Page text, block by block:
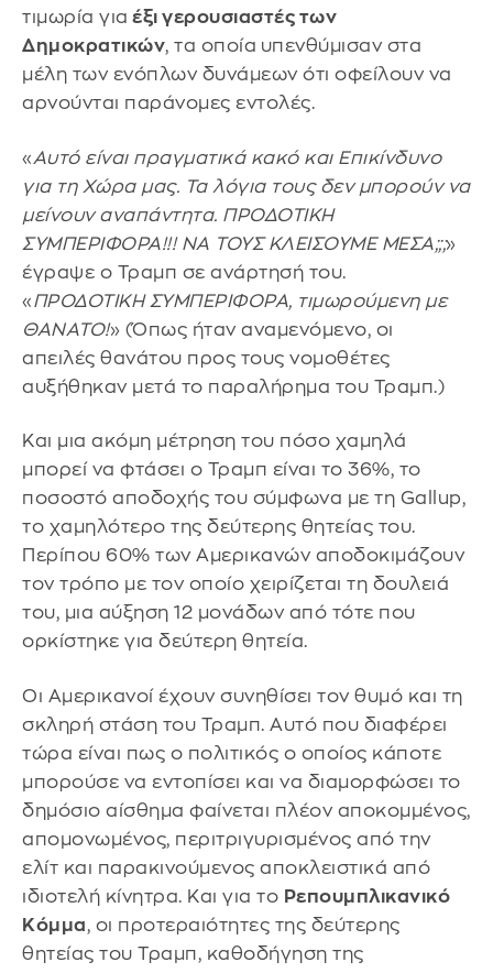
τιμωρία για έξι γερουσιαστές των
Δημοκρατικών, τα οποία υπενθύμισαν στα
μέλη των ενόπλων δυνάμεων ότι οφείλουν να
αρνούνται παράνομες εντολές.
«Αυτό είναι πραγματικά κακό και Επικίνδυνο
για τη Χώρα μας. Τα λόγια τους δεν μπορούν να
μείνουν αναπάντητα. ΠΡΟΔΟΤΙΚΗ
ΣΥΜΠΕΡΙΦΟΡΑ!!! ΝΑ ΤΟΥΣ ΚΛΕΙΣΟΥΜΕ ΜΕΣΑ;;;»
έγραψε ο Τραμπ σε ανάρτησή του.
«ΠΡΟΔΟΤΙΚΗ ΣΥΜΠΕΡΙΦΟΡΑ, τιμωρούμενη με
ΘΑΝΑΤΟ!» (Όπως ήταν αναμενόμενο, οι
απειλές θανάτου προς τους νομοθέτες
αυξήθηκαν μετά το παραλήρημα του Τραμπ.)
Και μια ακόμη μέτρηση του πόσο χαμηλά
μπορεί να φτάσει ο Τραμπ είναι το 36%, το
ποσοστό αποδοχής του σύμφωνα με τη Gallup,
το χαμηλότερο της δεύτερης θητείας του.
Περίπου 60% των Αμερικανών αποδοκιμάζουν
τον τρόπο με τον οποίο χειρίζεται τη δουλειά
του, μια αύξηση 12 μονάδων από τότε που
ορκίστηκε για δεύτερη θητεία.
Οι Αμερικανοί έχουν συνηθίσει τον θυμό και τη
σκληρή στάση του Τραμπ. Αυτό που διαφέρει
τώρα είναι πως ο πολιτικός ο οποίος κάποτε
μπορούσε να εντοπίσει και να διαμορφώσει το
δημόσιο αίσθημα φαίνεται πλέον αποκομμένος,
απομονωμένος, περιτριγυρισμένος από την
ελίτ και παρακινούμενος αποκλειστικά από
ιδιοτελή κίνητρα. Και για το Ρεπουμπλικανικό
Κόμμα, οι προτεραιότητες της δεύτερης
θητείας του Τραμπ, καθοδήγηση της